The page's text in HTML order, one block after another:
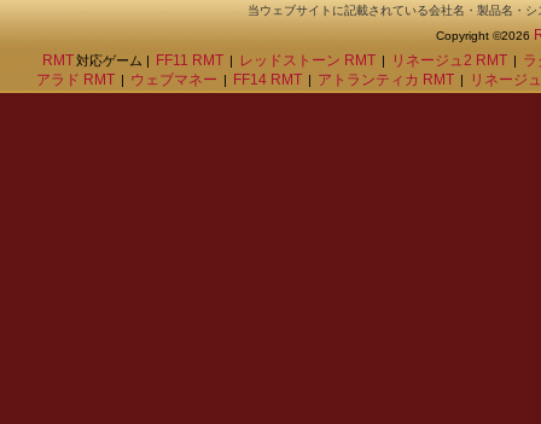
当ウェブサイトに記載されている会社名・製品名・
Copyright ©2026
RMT対応ゲーム | FF11 RMT | レッドストーン RMT | リネージュ2 RMT | ラ
アラド RMT | ウェブマネー | FF14 RMT | アトランティカ RMT | リネージ